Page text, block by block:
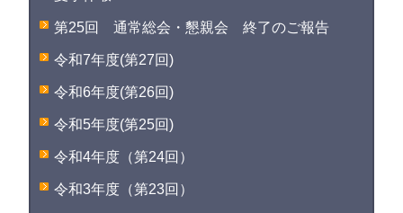
第25回 通常総会・懇親会 終了のご報告
令和7年度(第27回)
令和6年度(第26回)
令和5年度(第25回)
令和4年度（第24回）
令和3年度（第23回）